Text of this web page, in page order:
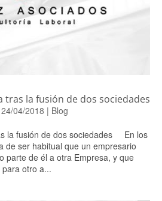
tras la fusión de dos sociedades
24/04/2018 | Blog
la fusión de dos sociedades En los
de ser habitual que un empresario
parte de él a otra Empresa, y que
otro a...